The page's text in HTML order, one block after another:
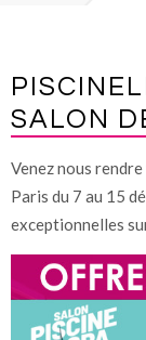
SALON
Venez nous
Paris du 7 au 15
exceptionnelles